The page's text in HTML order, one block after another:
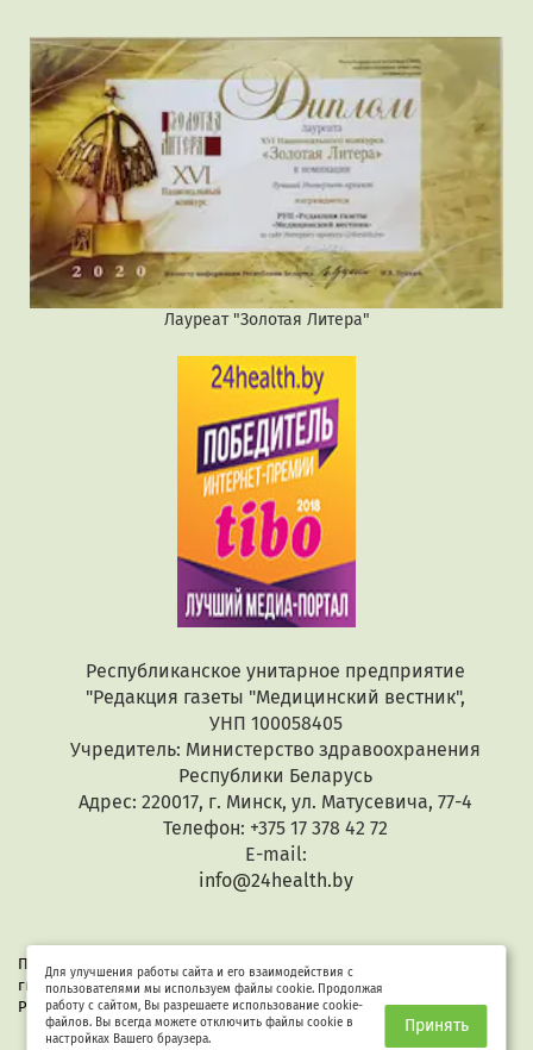
Лауреат "Золотая Литера"
Республиканское унитарное предприятие
"Редакция газеты "Медицинский вестник",
УНП 100058405
Учредитель: Министерство здравоохранения
Республики Беларусь
Адрес: 220017, г. Минск, ул. Матусевича, 77-4
Телефон: +375 17 378 42 72
E-mail:
info@24health.by
При копировании или цитировании текстов активная
гиперссылка обязательна. Все материалы защищены законом
Республики Беларусь «Об авторском праве и смежных правах».
Для улучшения работы сайта и его взаимодействия с
пользователями мы используем файлы cookie. Продолжая
работу с сайтом, Вы разрешаете использование cookie-
файлов. Вы всегда можете отключить файлы cookie в
настройках Вашего браузера.
Принять